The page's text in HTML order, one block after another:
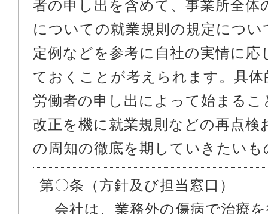
者の申し出を含めて、事業所全体
についての就業規則の規定につい
定例などを参考に自社の実情に応
ておくことが考えられます。具
労働者の申し出によって始まるこ
改正を機に就業規則などの再点検
の周知の徹底を期していきたいも
第〇条（方針及び担当窓口）
会社は、業務外の傷病で治療